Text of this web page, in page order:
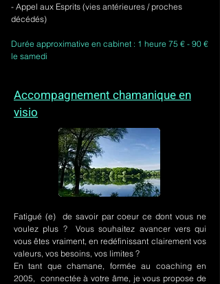
- Appel aux Esprits (vies antérieures / proches
décédés)
Durée approximative en cabinet : 1 heure 75 € - 90 €
le samedi
Accompagnement chamanique en
visio
Fatigué (e) de savoir par coeur ce dont vous ne
voulez plus ? Vous souhaitez avancer vers qui
vous êtes vraiment, en redéfinissant clairement vos
valeurs, vos besoins, vos limites ?
En tant que chamane, formée au coaching en
2005, connectée à votre âme, je vous propose de